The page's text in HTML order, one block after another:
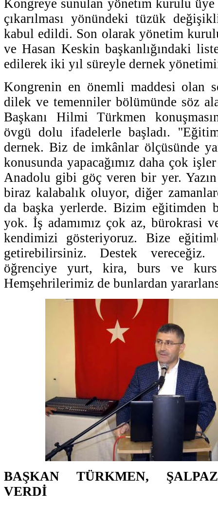
Kongreye sunulan yönetim kurulu üye
çıkarılması yönündeki tüzük
kabul edildi. Son olarak yönetim
ve Hasan Keskin başkanlığındaki
edilerek iki yıl süreyle dernek
Kongrenin en önemli maddesi olan
dilek ve temenniler bölümünde söz
Başkanı Hilmi Türkmen
övgü dolu ifadelerle başladı.
dernek. Biz de imkânlar ölçüsünde
konusunda yapacağımız daha çok
Anadolu gibi göç veren bir yer.
biraz kalabalık oluyor, diğer
da başka yerlerde. Bizim eğitimden
yok. İş adamımız çok az, bürokrasi
kendimizi gösteriyoruz. Bize
getirebilirsiniz. Destek
öğrenciye yurt, kira, burs ve
Hemşehrilerimiz de bunlardan
BAŞKAN TÜRKMEN,
VERDİ